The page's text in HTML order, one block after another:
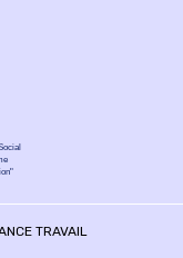
TRAVAIL